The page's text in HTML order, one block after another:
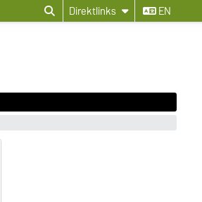
Direktlinks EN